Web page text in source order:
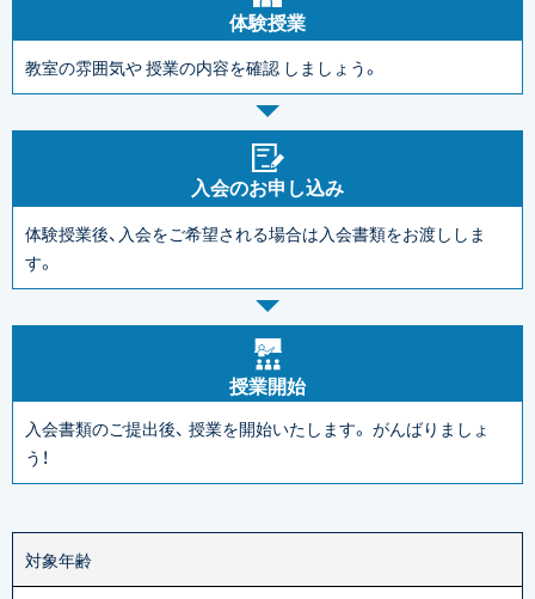
体験授業
教室の雰囲気や授業の内容を確認 しましょう。
入会のお申し込み
体験授業後、入会をご希望される場合は入会書類をお渡ししま
す。
授業開始
入会書類のご提出後、 授業を開始いたします。 がんばりましょ
う！
対象年齢